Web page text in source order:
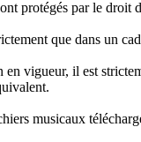
protégés par le droit
que dans un
vigueur, il est
musicaux